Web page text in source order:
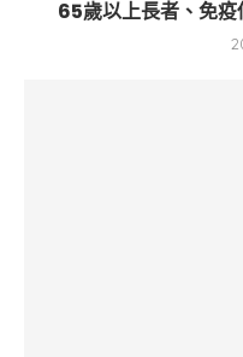
65歲以上長者、免